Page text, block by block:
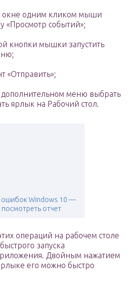
окне одним кликом мыши
«Просмотр событий»;
кнопки мышки запустить
«Отправить»;
меню выбрать
ярлык на Рабочий стол.
ошибок Windows 10 —
посмотреть отчет
операций на рабочем столе
запуска
Двойным нажатием
его можно быстро